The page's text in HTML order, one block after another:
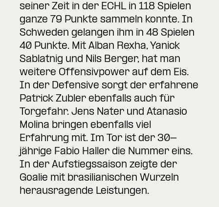
seiner Zeit in der ECHL in 118 Spielen
ganze 79 Punkte sammeln konnte. In
Schweden gelangen ihm in 48 Spielen
40 Punkte. Mit Alban Rexha, Yanick
Sablatnig und Nils Berger, hat man
weitere Offensivpower auf dem Eis.
In der Defensive sorgt der erfahrene
Patrick Zubler ebenfalls auch für
Torgefahr. Jens Nater und Atanasio
Molina bringen ebenfalls viel
Erfahrung mit. Im Tor ist der 30-
jährige Fabio Haller die Nummer eins.
In der Aufstiegssaison zeigte der
Goalie mit brasilianischen Wurzeln
herausragende Leistungen.